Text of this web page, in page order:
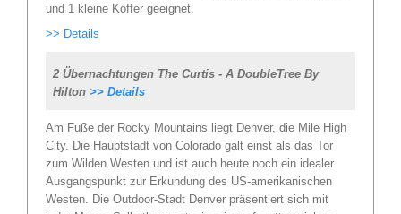
und 1 kleine Koffer geeignet.
>> Details
2 Übernachtungen The Curtis - A DoubleTree By
Hilton >> Details
Am Fuße der Rocky Mountains liegt Denver, die Mile High
City. Die Hauptstadt von Colorado galt einst als das Tor
zum Wilden Westen und ist auch heute noch ein idealer
Ausgangspunkt zur Erkundung des US-amerikanischen
Westen. Die Outdoor-Stadt Denver präsentiert sich mit